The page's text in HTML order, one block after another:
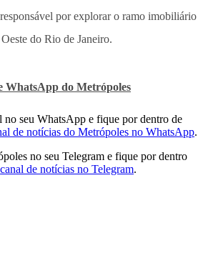
por explorar o ramo imobiliário
do Rio de Janeiro.
WhatsApp do Metrópoles
no seu WhatsApp e fique por dentro de
de notícias do Metrópoles no WhatsApp.
no seu Telegram e fique por dentro
canal de notícias no Telegram.